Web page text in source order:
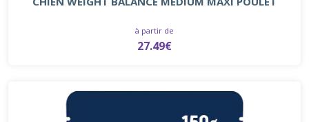
à partir de
27.49€